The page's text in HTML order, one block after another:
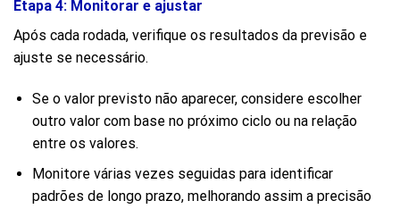
Etapa 4: Monitorar e ajustar
Após cada rodada, verifique os resultados da previsão e
ajuste se necessário.
Se o valor previsto não aparecer, considere escolher
outro valor com base no próximo ciclo ou na relação
entre os valores.
Monitore várias vezes seguidas para identificar
padrões de longo prazo, melhorando assim a precisão